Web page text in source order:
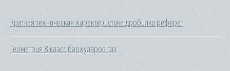
Краткая техническая характеристика дробилки реферат
Геометрия 8 класс бархударов гдз